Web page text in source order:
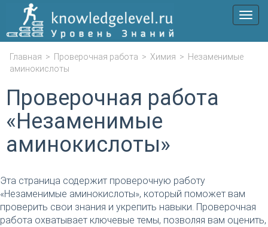
Меню
Главная > Проверочная работа > Химия > Незаменимые
аминокислоты
Проверочная работа
«Незаменимые
аминокислоты»
Эта страница содержит проверочную работу
«Незаменимые аминокислоты», который поможет вам
проверить свои знания и укрепить навыки. Проверочная
работа охватывает ключевые темы, позволяя вам оценить,